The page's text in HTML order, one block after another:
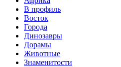
В профиль
Восток
Города
Динозавры
Дорамы
Животные
Знаменитости